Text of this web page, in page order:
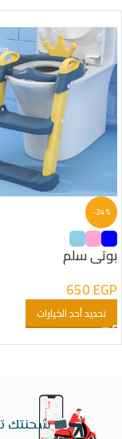
-24%
بوتى سلم
650EGP
تحديد أحد الخيارات
شحنتك